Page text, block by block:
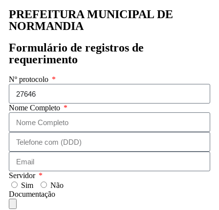
PREFEITURA MUNICIPAL DE
NORMANDIA
Formulário de registros de
requerimento
Nº protocolo
Nome Completo
Servidor
Sim
Não
Documentação